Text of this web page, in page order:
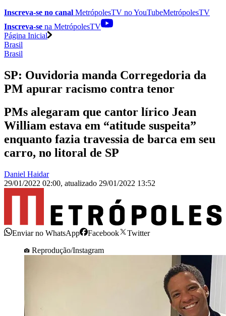
Inscreva-se no canal MetrópolesTV noYouTubeMetrópolesTV
Inscreva-se na MetrópolesTV
Página Inicial
Brasil
Brasil
SP: Ouvidoria manda Corregedoria da
PM apurar racismo contra tenor
PMs alegaram que cantor lírico Jean
William estava em “atitude suspeita”
enquanto fazia travessia de barca em seu
carro, no litoral de SP
Daniel Haidar
29/01/2022 02:00, atualizado 29/01/2022 13:52
Enviar no WhatsApp Facebook
Twitter
Reprodução/Instagram